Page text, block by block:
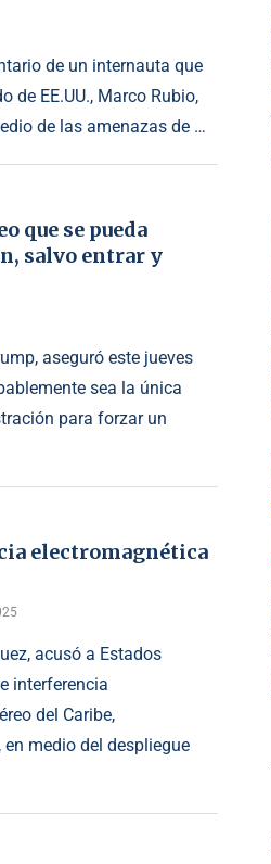
de un internauta que
de EE.UU., Marco Rubio,
de las amenazas de …
que se pueda
salvo entrar y
aseguró este jueves
sea la única
para forzar un
electromagnética
acusó a Estados
interferencia
del Caribe,
medio del despliegue